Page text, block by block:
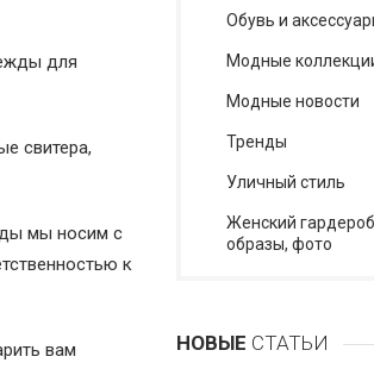
для
свитера,
мы носим с
к
вам
Обувь и
Модные
Модные новости
Тренды
Уличный стиль
Женский
образы, фото
НОВЫЕ СТАТЬИ